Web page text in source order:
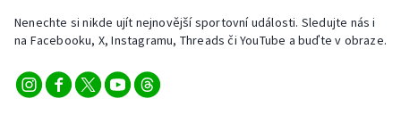
Veslování
Vodní slalom
Nenechte si nikde ujít nejnovější sportovní události. Sledujte nás i
na Facebooku, X, Instagramu, Threads či YouTube a buďte v obraze.